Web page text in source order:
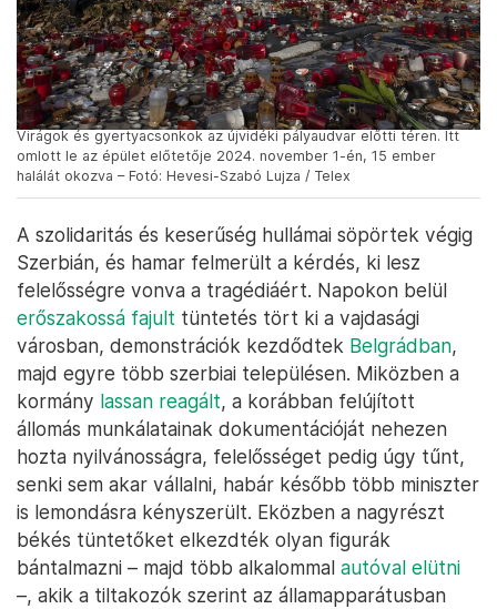
Virágok és gyertyacsonkok az újvidéki pályaudvar előtti téren. Itt
omlott le az épület előtetője 2024. november 1-én, 15 ember
halálát okozva – Fotó: Hevesi-Szabó Lujza / Telex
A szolidaritás és keserűség hullámai söpörtek végig
Szerbián, és hamar felmerült a kérdés, ki lesz
felelősségre vonva a tragédiáért. Napokon belül
erőszakossá fajult tüntetés tört ki a vajdasági
városban, demonstrációk kezdődtek Belgrádban,
majd egyre több szerbiai településen. Miközben a
kormány lassan reagált, a korábban felújított
állomás munkálatainak dokumentációját nehezen
hozta nyilvánosságra, felelősséget pedig úgy tűnt,
senki sem akar vállalni, habár később több miniszter
is lemondásra kényszerült. Eközben a nagyrészt
békés tüntetőket elkezdték olyan figurák
bántalmazni – majd több alkalommal autóval elütni
–, akik a tiltakozók szerint az államapparátusban